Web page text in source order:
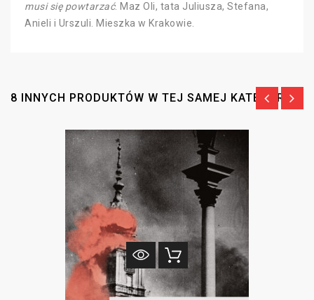
musi się powtarzać. Maz Oli, tata Juliusza, Stefana,
Anieli i Urszuli. Mieszka w Krakowie.
8 INNYCH PRODUKTÓW W TEJ SAMEJ KATEGORII: